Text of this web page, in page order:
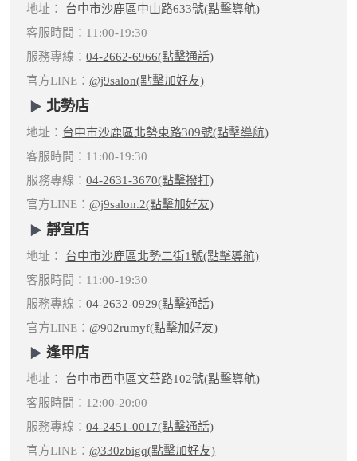
地址： 台中市沙鹿區中山路633號(點擊導航)
客服時間：11:00-19:30
服務專線：04-2662-6966(點擊通話)
官方LINE：@j9salon(點擊加好友)
北勢店
地址： 台中市沙鹿區北勢東路309號(點擊導航)
客服時間：11:00-19:30
服務專線：04-2631-3670(點擊撥打)
官方LINE：@j9salon.2(點擊加好友)
靜宜店
地址： 台中市沙鹿區北勢二街1號(點擊導航)
客服時間：11:00-19:30
服務專線：04-2632-0929(點擊通話)
官方LINE：@902rumyf(點擊加好友)
逢甲店
地址： 台中市西屯區文華路102號(點擊導航)
客服時間：12:00-20:00
服務專線：04-2451-0017(點擊通話)
官方LINE：@330zbigq(點擊加好友)